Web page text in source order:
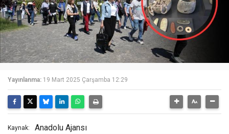
Yayınlanma: 19 Mart 2025 Çarşamba 12:29
Kaynak: Anadolu Ajansı